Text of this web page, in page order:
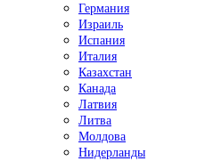
Германия
Израиль
Испания
Италия
Казахстан
Канада
Латвия
Литва
Молдова
Нидерланды